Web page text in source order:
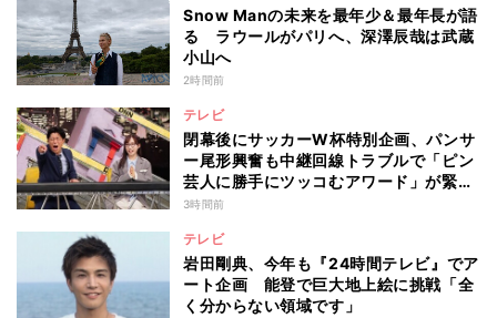
Snow Manの未来を最年少＆最年長が語
る ラウールがパリへ、深澤辰哉は武蔵
小山へ
2時間前
テレビ
閉幕後にサッカーW杯特別企画、パンサ
ー尾形興奮も中継回線トラブルで「ピン
芸人に勝手にツッコむアワード」が緊急
開幕『脱力タイムズ』
3時間前
テレビ
岩田剛典、今年も『24時間テレビ』でア
ート企画 能登で巨大地上絵に挑戦「全
く分からない領域です」